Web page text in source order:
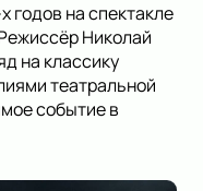
годов на спектакле
Николай
на классику
театральной
событие в